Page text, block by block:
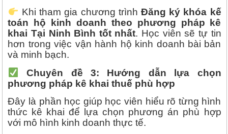
Khi tham gia chương trình Đăng ký khóa kế
toán hộ kinh doanh theo phương pháp kê
khai Tại Ninh Bình tốt nhất. Học viên sẽ tự tin
hơn trong việc vận hành hộ kinh doanh bài bản
và minh bạch.
Chuyên đề 3: Hướng dẫn lựa chọn
phương pháp kê khai thuế phù hợp
Đây là phần học giúp học viên hiểu rõ từng hình
thức kê khai để lựa chọn phương án phù hợp
với mô hình kinh doanh thực tế.